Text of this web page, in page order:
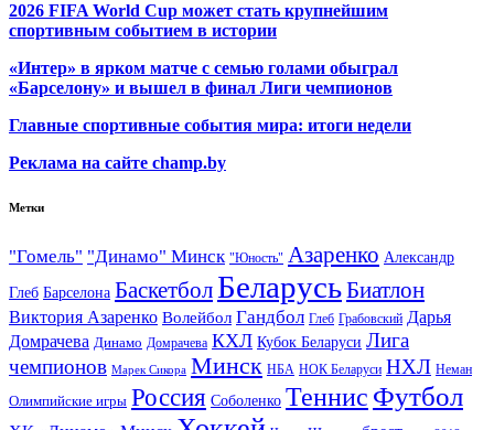
2026 FIFA World Cup может стать крупнейшим
спортивным событием в истории
«Интер» в ярком матче с семью голами обыграл
«Барселону» и вышел в финал Лиги чемпионов
Главные спортивные события мира: итоги недели
Реклама на сайте champ.by
Метки
"Гомель" "Динамо" Минск "Юность" Азаренко Александр
Глеб Барселона Баскетбол БеларусьБиатлон
Виктория Азаренко Волейбол Гандбол Глеб Грабовский Дарья
Домрачева Динамо Домрачева КХЛ Кубок Беларуси Лига
чемпионов Марек Сикора Минск НБА НОК Беларуси НХЛ Неман
Олимпийские игры Россия Соболенко Теннис Футбол